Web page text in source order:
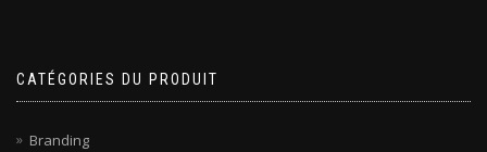
CATÉGORIES DU PRODUIT
Branding